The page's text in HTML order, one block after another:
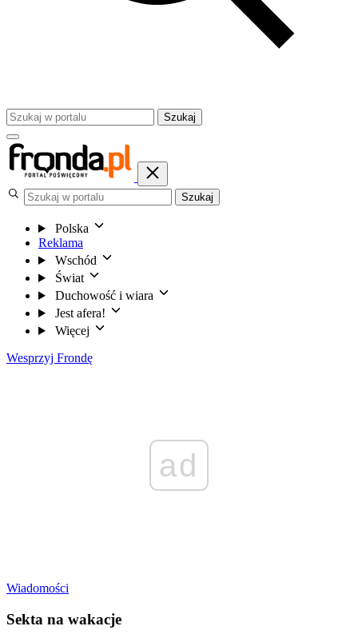
Szukaj
Szukaj
Polska
Reklama
Wschód
Świat
Duchowość i wiara
Jest afera!
Więcej
Wesprzyj Frondę
ad
Wiadomości
Sekta na wakacje